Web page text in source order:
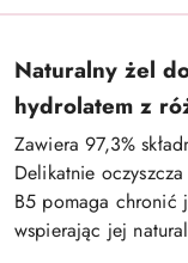
Naturalny żel
hydrolatem z
Zawiera 97,3%
Delikatnie
B5 pomaga chronić
wspierając jej